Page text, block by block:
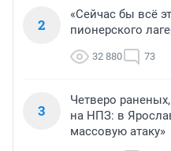
2
«Сейчас бы всё
пионерского
32 880 73
3
Четверо
на НПЗ: в
массовую атаку»